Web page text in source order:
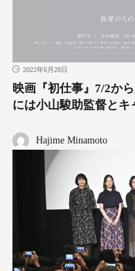
2022年6月28日
映画『初仕事』7/2か
には小山駿助監督とキ
Hajime Minamoto